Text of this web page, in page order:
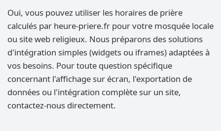
Oui, vous pouvez utiliser les horaires de prière
calculés par heure-priere.fr pour votre mosquée locale
ou site web religieux. Nous préparons des solutions
d'intégration simples (widgets ou iframes) adaptées à
vos besoins. Pour toute question spécifique
concernant l'affichage sur écran, l'exportation de
données ou l'intégration complète sur un site,
contactez-nous directement.